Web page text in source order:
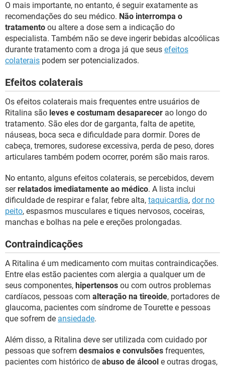
O mais importante, no entanto, é seguir exatamente as
recomendações do seu médico. Não interrompa o
tratamento ou altere a dose sem a indicação do
especialista. Também não se deve ingerir bebidas alcoólicas
durante tratamento com a droga já que seus efeitos
colaterais podem ser potencializados.
Efeitos colaterais
Os efeitos colaterais mais frequentes entre usuários de
Ritalina são leves e costumam desaparecer ao longo do
tratamento. São eles dor de garganta, falta de apetite,
náuseas, boca seca e dificuldade para dormir. Dores de
cabeça, tremores, sudorese excessiva, perda de peso, dores
articulares também podem ocorrer, porém são mais raros.
No entanto, alguns efeitos colaterais, se percebidos, devem
serrelatados imediatamente ao médico. A lista inclui
dificuldade de respirar e falar, febre alta, taquicardia, dor no
peito, espasmos musculares e tiques nervosos, coceiras,
manchas e bolhas na pele e ereções prolongadas.
Contraindicações
A Ritalina é um medicamento com muitas contraindicações.
Entre elas estão pacientes com alergia a qualquer um de
seus componentes, hipertensos ou com outros problemas
cardíacos, pessoas com alteração na tireoide, portadores de
glaucoma, pacientes com síndrome de Tourette e pessoas
que sofrem de ansiedade.
Além disso, a Ritalina deve ser utilizada com cuidado por
pessoas que sofrem desmaios e convulsões frequentes,
pacientes com histórico de abuso de álcool e outras drogas,